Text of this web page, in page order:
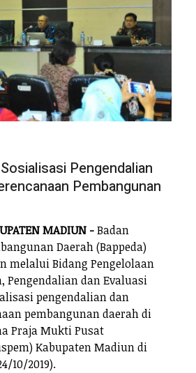
Pengendalian
Pembangunan
MADIUN -Badan
Daerah (Bappeda)
melalui Bidang Pengelolaan
Pengendalian dan Evaluasi
pengendalian dan
pembangunan daerah di
Praja Mukti Pusat
Kabupaten Madiun di
10/2019).